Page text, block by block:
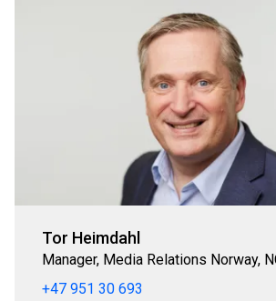
Tor Heimdahl
Manager, Media Relations Norway,
+47 951 30 693